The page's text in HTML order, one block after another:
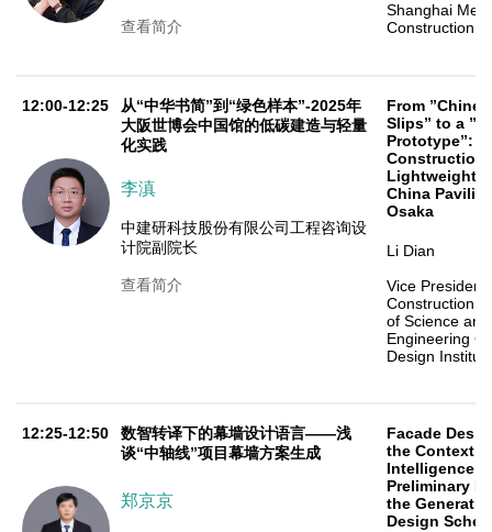
查看简介
Shanghai
Construction
12:00-12:25
从“中华书简”到“绿色样本”-2025年
大阪世博会中国馆的低碳建造与轻量
化实践
李滇
中建研科技股份有限公司工程咨询设
计院副院长
查看简介
From
Slips” to a
Prototype”:
Construction
Lightweight
China
Osaka
Li Dian
Vice
Construction
of Science
Engineering
Design
12:25-12:50
数智转译下的幕墙设计语言——浅
谈“中轴线”项目幕墙方案生成
郑京京
Facade
the Context
Intelligence
Preliminary
the
Design